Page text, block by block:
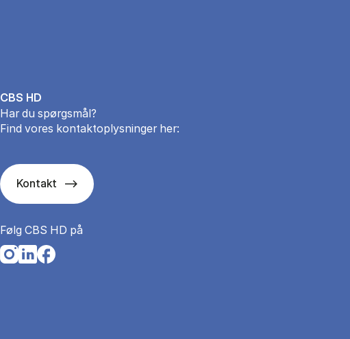
CBS HD
Har du spørgsmål?
Find vores kontaktoplysninger her:
Kontakt
Følg CBS HD på
Opens in a new tab
Opens in a new tab
Opens in a new tab